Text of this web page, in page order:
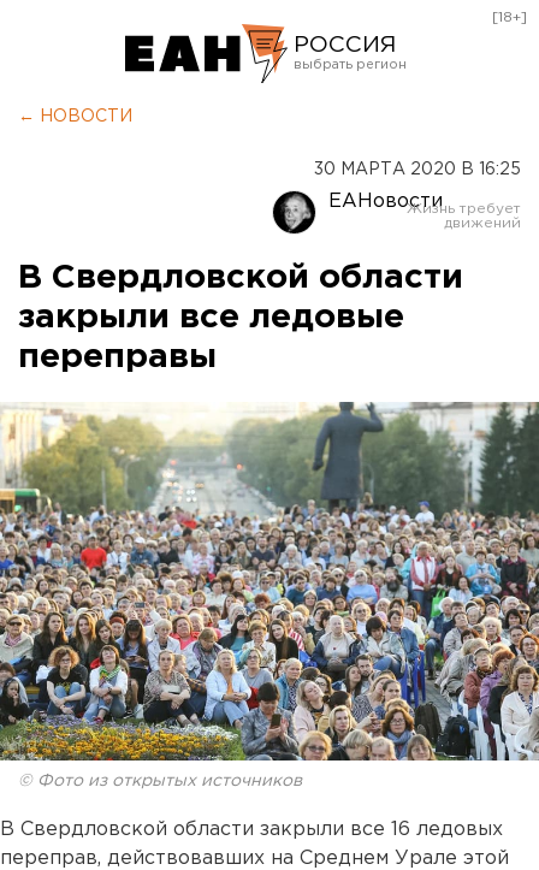
РОССИЯ
Оренбург
[18+]
← НОВОСТИ
30 МАРТА 2020 В 16:25
ЕАНовости
В Свердловской области
закрыли все ледовые
переправы
© Фото из открытых источников
В Свердловской области закрыли все 16 ледовых
переправ, действовавших на Среднем Урале этой